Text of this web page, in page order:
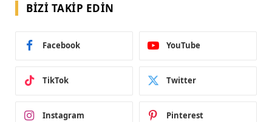
BIZI TAKIP EDIN
Facebook YouTube
TikTok Twitter
Instagram Pinterest